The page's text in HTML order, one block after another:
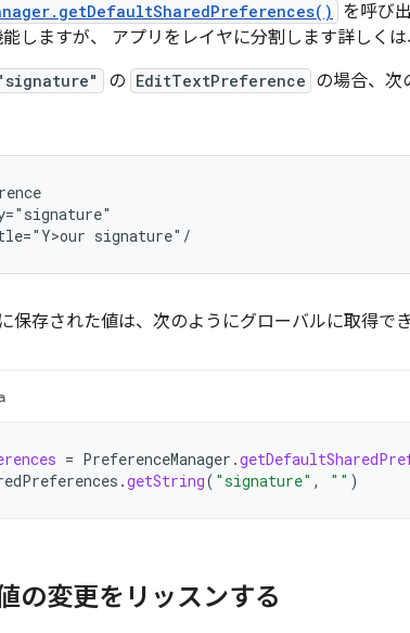
を呼び
しますが、 アプリをレイヤに分割します詳しくは
の EditTextPreference の場合、次
signature"/
に保存された値は、次のようにグローバルに取得でき
= PreferenceManager .
.getString( "signature" , "" )
の変更をリッスンする